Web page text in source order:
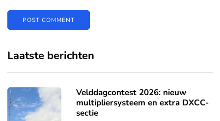
Laatste berichten
Velddagcontest 2026: nieuw
multipliersysteem en extra DXCC-
sectie